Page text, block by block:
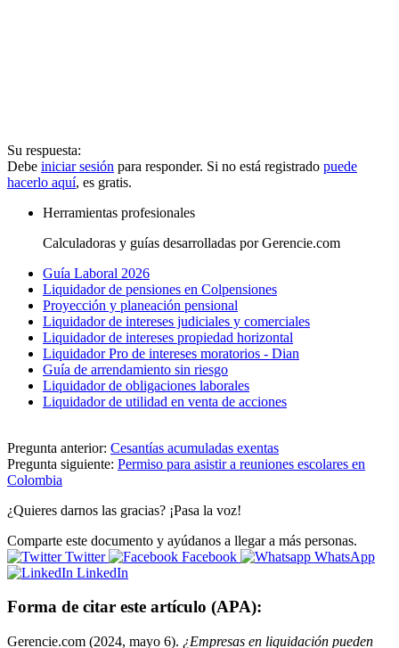
Su respuesta:
Debe iniciar sesión para responder. Si no está registrado puede
hacerlo aquí, es gratis.
Herramientas profesionales
Calculadoras y guías desarrolladas por Gerencie.com
Guía Laboral 2026
Liquidador de pensiones en Colpensiones
Proyección y planeación pensional
Liquidador de intereses judiciales y comerciales
Liquidador de intereses propiedad horizontal
Liquidador Pro de intereses moratorios - Dian
Guía de arrendamiento sin riesgo
Liquidador de obligaciones laborales
Liquidador de utilidad en venta de acciones
Pregunta anterior: Cesantías acumuladas exentas
Pregunta siguiente: Permiso para asistir a reuniones escolares en
Colombia
¿Quieres darnos las gracias? ¡Pasa la voz!
Comparte este documento y ayúdanos a llegar a más personas.
Twitter
Facebook
WhatsApp
LinkedIn
Forma de citar este artículo (APA):
Gerencie.com (2024, mayo 6). ¿Empresas en liquidación pueden